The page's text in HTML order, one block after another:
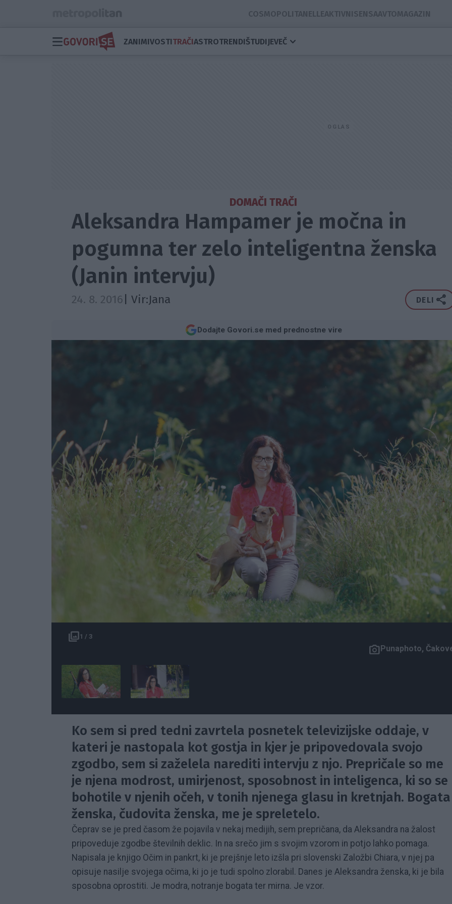
COSMOPOLITANELLEAKTIVNISENSAAVTOMAGAZIN
ZANIMIVOSTITRAČIASTROTRENDIŠTUDIJEVEČ
DOMAČI TRAČI
Aleksandra Hampamer je močna in
pogumna ter zelo inteligentna ženska
(Janin intervju)
24. 8. 2016 | Vir:Jana DELI
Dodajte Govori.se med prednostne vire
1 / 3
Punaphoto,
Ko sem si pred tedni zavrtela posnetek televizijske oddaje, v
kateri je nastopala kot gostja in kjer je pripovedovala svojo
zgodbo, sem si zaželela narediti intervju z njo. Prepričale so me
je njena modrost, umirjenost, sposobnost in inteligenca, ki so se
bohotile v njenih očeh, v tonih njenega glasu in kretnjah. Bogata
ženska, čudovita ženska, me je spreletelo.
Čeprav se je pred časom že pojavila v nekaj medijih, sem prepričana, da Aleksandra na žalost
pripoveduje zgodbe številnih deklic. In na srečo jim s svojim vzorom in potjo lahko pomaga.
Napisala je knjigo Očim in pankrt, ki je prejšnje leto izšla pri slovenski Založbi Chiara, v njej pa
opisuje nasilje svojega očima, ki jo je tudi spolno zlorabil. Danes je Aleksandra ženska, ki je bila
sposobna oprostiti. Je modra, notranje bogata ter mirna. Je vzor.